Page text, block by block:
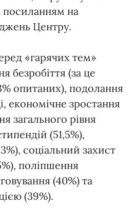
посиланням на
Центру.
«гарячих тем»
безробіття (за це
опитаних), подолання
економічне зростання
загального рівня
(51,5%),
соціальний захист
поліпшення
(40%) та
(39%).